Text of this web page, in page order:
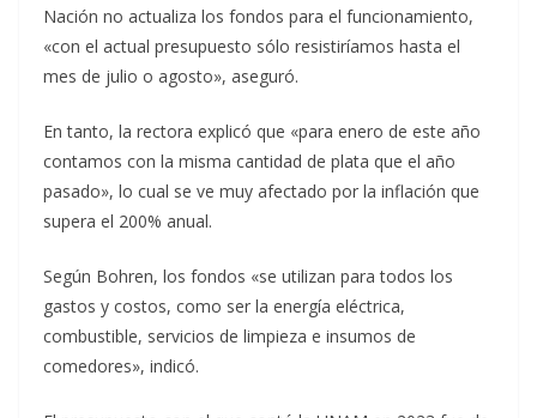
Nación no actualiza los fondos para el funcionamiento,
«con el actual presupuesto sólo resistiríamos hasta el
mes de julio o agosto», aseguró.
En tanto, la rectora explicó que «para enero de este año
contamos con la misma cantidad de plata que el año
pasado», lo cual se ve muy afectado por la inflación que
supera el 200% anual.
Según Bohren, los fondos «se utilizan para todos los
gastos y costos, como ser la energía eléctrica,
combustible, servicios de limpieza e insumos de
comedores», indicó.